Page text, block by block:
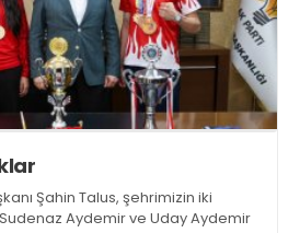
Şahin Talus, şehrimizin iki
Aydemir ve Uday Aydemir